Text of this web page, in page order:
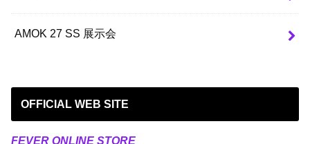
AMOK 27 SS 展示会
OFFICIAL WEB SITE
FEVER ONLINE STORE